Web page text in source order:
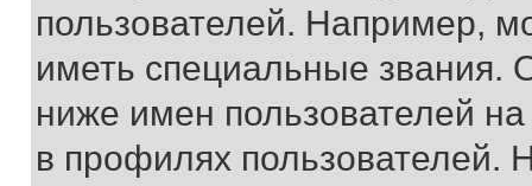
пользователей. Например,
иметь специальные звания.
ниже имен пользователей
в профилях